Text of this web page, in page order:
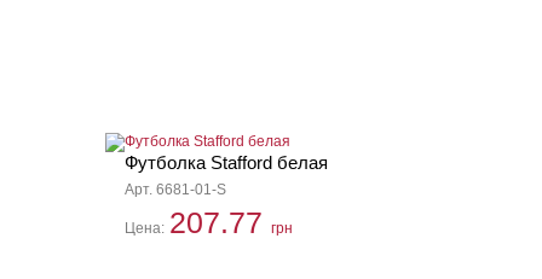
Футболка Stafford белая
Арт. 6681-01-S
Цена: 207.77 грн